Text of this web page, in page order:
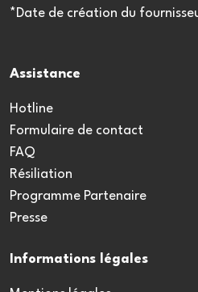
*Date de création du
Assistance
Hotline
Formulaire de contact
FAQ
Résiliation
Programme Partenaire
Presse
Informations légales